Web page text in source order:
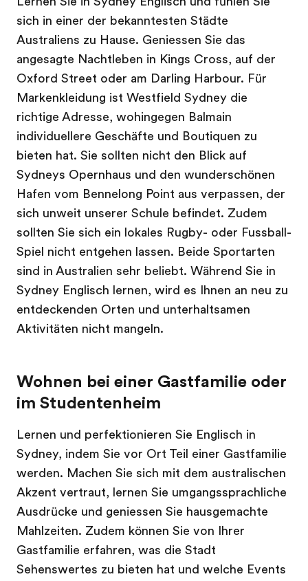
sich in einer der bekanntesten Städte
Australiens zu Hause. Geniessen Sie das
angesagte Nachtleben in Kings Cross, auf der
Oxford Street oder am Darling Harbour. Für
Markenkleidung ist Westfield Sydney die
richtige Adresse, wohingegen Balmain
individuellere Geschäfte und Boutiquen zu
bieten hat. Sie sollten nicht den Blick auf
Sydneys Opernhaus und den wunderschönen
Hafen vom Bennelong Point aus verpassen, der
sich unweit unserer Schule befindet. Zudem
sollten Sie sich ein lokales Rugby- oder Fussball-
Spiel nicht entgehen lassen. Beide Sportarten
sind in Australien sehr beliebt. Während Sie in
Sydney Englisch lernen, wird es Ihnen an neu zu
entdeckenden Orten und unterhaltsamen
Aktivitäten nicht mangeln.
Wohnen bei einer Gastfamilie oder
im Studentenheim
Lernen und perfektionieren Sie Englisch in
Sydney, indem Sie vor Ort Teil einer Gastfamilie
werden. Machen Sie sich mit dem australischen
Akzent vertraut, lernen Sie umgangssprachliche
Ausdrücke und geniessen Sie hausgemachte
Mahlzeiten. Zudem können Sie von Ihrer
Gastfamilie erfahren, was die Stadt
Sehenswertes zu bieten hat und welche Events